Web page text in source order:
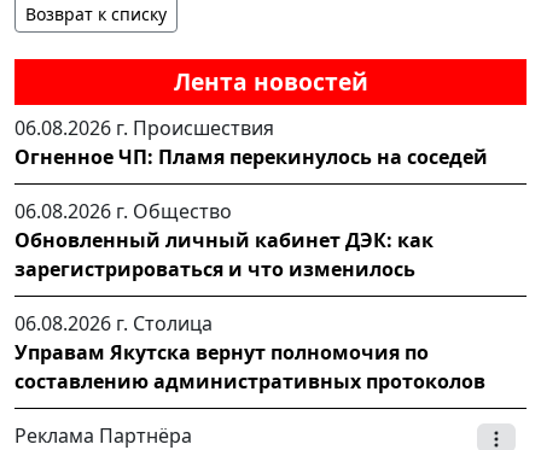
Лента новостей
06.08.2026 г. Происшествия
Огненное ЧП: Пламя перекинулось на соседей
06.08.2026 г. Общество
Обновленный личный кабинет ДЭК: как
зарегистрироваться и что изменилось
06.08.2026 г. Столица
Управам Якутска вернут полномочия по
составлению административных протоколов
Реклама Партнёра
Возврат к списку